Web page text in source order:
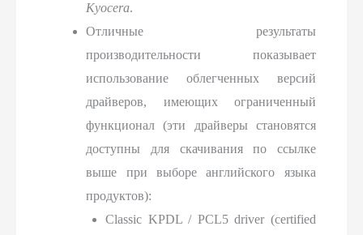
Kyocera.
Отличные результаты
производительности показывает
использование облегченных версий
драйверов, имеющих ограниченный
функционал (эти драйверы становятся
доступны для скачивания по ссылке
выше при выборе английского языка
продуктов):
Classic KPDL / PCL5 driver (certified